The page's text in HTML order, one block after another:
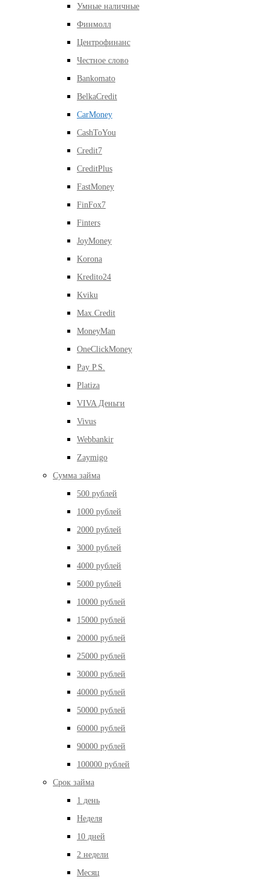
Умные наличные
Финмолл
Центрофинанс
Честное слово
Bankomato
BelkaCredit
CarMoney
CashToYou
Credit7
CreditPlus
FastMoney
FinFox7
Finters
JoyMoney
Korona
Kredito24
Kviku
Max.Credit
MoneyMan
OneClickMoney
Pay P.S.
Platiza
VIVA Деньги
Vivus
Webbankir
Zaymigo
Сумма займа
500 рублей
1000 рублей
2000 рублей
3000 рублей
4000 рублей
5000 рублей
10000 рублей
15000 рублей
20000 рублей
25000 рублей
30000 рублей
40000 рублей
50000 рублей
60000 рублей
90000 рублей
100000 рублей
Срок займа
1 день
Неделя
10 дней
2 недели
Месяц